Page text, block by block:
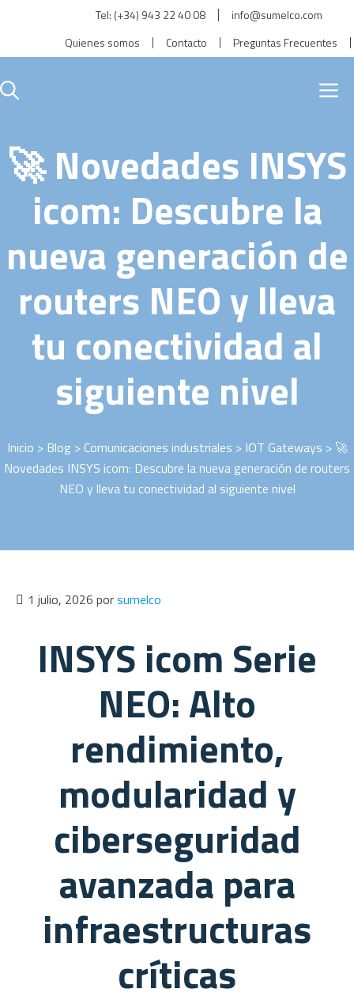
Tel: (+34) 943 22 40 08
info@sumelco.com
Quienes somos
Contacto Preguntas Frecuentes
🚀 Novedades INSYS
icom: Descubre la
nueva generación de
routers NEO y lleva
tu conectividad al
siguiente nivel
Inicio > Blog >Comunicaciones industriales > IOT Gateways > 🚀
Novedades INSYS icom: Descubre la nueva generación de routers
NEO y lleva tu conectividad al siguiente nivel
1 julio, 2026 porsumelco
INSYS icom Serie
NEO: Alto
rendimiento,
modularidad y
ciberseguridad
avanzada para
infraestructuras
críticas